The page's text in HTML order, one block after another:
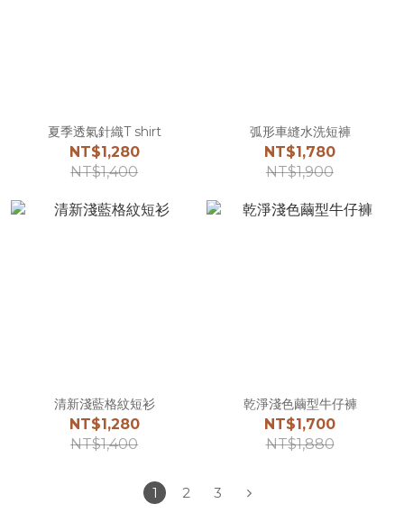
夏季透氣針織T shirt
NT$1,280
NT$1,400
弧形車縫水洗短褲
NT$1,780
NT$1,900
清新淺藍格紋短衫
NT$1,280
NT$1,400
乾淨淺色繭型牛仔褲
NT$1,700
NT$1,880
1 2 3